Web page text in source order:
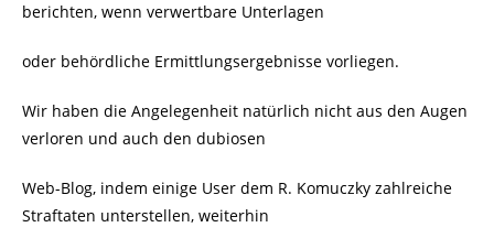
berichten, wenn verwertbare Unterlagen
oder behördliche Ermittlungsergebnisse vorliegen.
Wir haben die Angelegenheit natürlich nicht aus den Augen
verloren und auch den dubiosen
Web-Blog, indem einige User dem R. Komuczky zahlreiche
Straftaten unterstellen, weiterhin